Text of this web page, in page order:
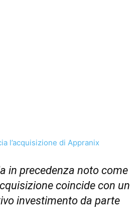
in precedenza noto come
coincide con un
investimento da parte